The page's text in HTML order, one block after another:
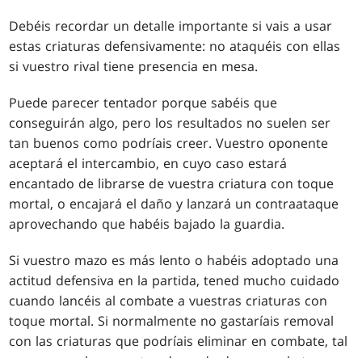
Debéis recordar un detalle importante si vais a usar
estas criaturas defensivamente: no ataquéis con ellas
si vuestro rival tiene presencia en mesa.
Puede parecer tentador porque sabéis que
conseguirán algo, pero los resultados no suelen ser
tan buenos como podríais creer. Vuestro oponente
aceptará el intercambio, en cuyo caso estará
encantado de librarse de vuestra criatura con toque
mortal, o encajará el daño y lanzará un contraataque
aprovechando que habéis bajado la guardia.
Si vuestro mazo es más lento o habéis adoptado una
actitud defensiva en la partida, tened mucho cuidado
cuando lancéis al combate a vuestras criaturas con
toque mortal. Si normalmente no gastaríais removal
con las criaturas que podríais eliminar en combate, tal